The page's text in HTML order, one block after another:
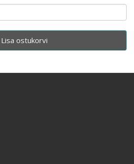
Lisa ostukorvi